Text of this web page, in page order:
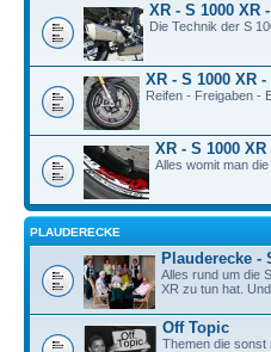
XR - S 1000 XR
Die Technik der S
XR - S 1000 XR
Reifen - Freigaben -
XR - S 1000
Alles womit man
PLAUDERECKE
Plauderecke -
Alles rund um die
XR zu tun hat.
Off Topic
Themen die sonst